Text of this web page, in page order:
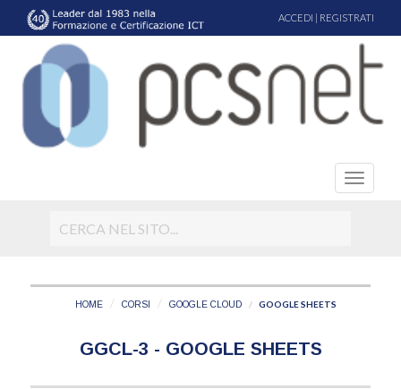
ACCEDI | REGISTRATI
HOME CORSI GOOGLE CLOUD GOOGLE SHEETS
GGCL-3 - GOOGLE SHEETS